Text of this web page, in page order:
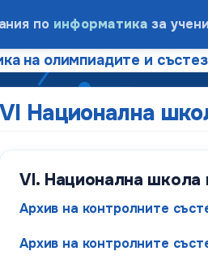
по информатика за
на олимпиадите и
VI Национална
VI. Национална школа
Архив на контролните
Архив на контролните